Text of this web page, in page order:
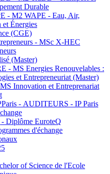
Durable
- M2 WAPE - Eau, Air,
Énergies
(CGE)
- MSc X-HEC
(Master)
- MS Energies Renouvelables :
et Entrepreneuriat (Master)
Innovation et Entreprenariat
- AUDITEURS - IP Paris
Diplôme EuroteQ
d'échange
of Science de l'Ecole